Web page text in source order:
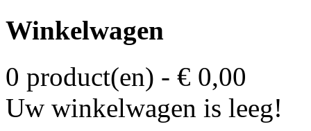
Winkelwagen
0 product(en) - € 0,00
Uw winkelwagen is leeg!